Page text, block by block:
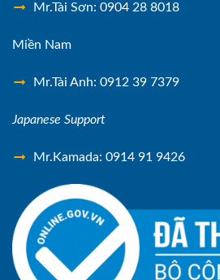
Mr.Tài Sơn: 0904 28 8018
Miền Nam
Mr.Tài Anh: 0912 39 7379
Japanese Support
Mr.Kamada: 0914 91 9426